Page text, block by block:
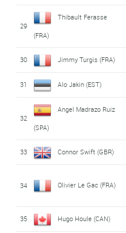
29
Thibault Ferasse
(FRA)
30 Jimmy Turgis (FRA)
31 Alo Jakin (EST)
32
Angel Madrazo Ruiz
(SPA)
33 Connor Swift (GBR)
34 Olivier Le Gac (FRA)
35 Hugo Houle (CAN)